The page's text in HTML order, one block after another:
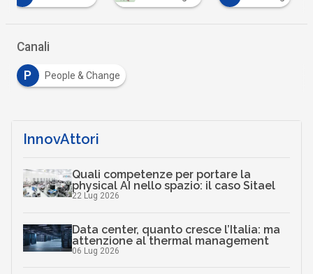
Canali
P People & Change
InnovAttori
Quali competenze per portare la
physical AI nello spazio: il caso Sitael
22 Lug 2026
Data center, quanto cresce l’Italia: ma
attenzione al thermal management
06 Lug 2026